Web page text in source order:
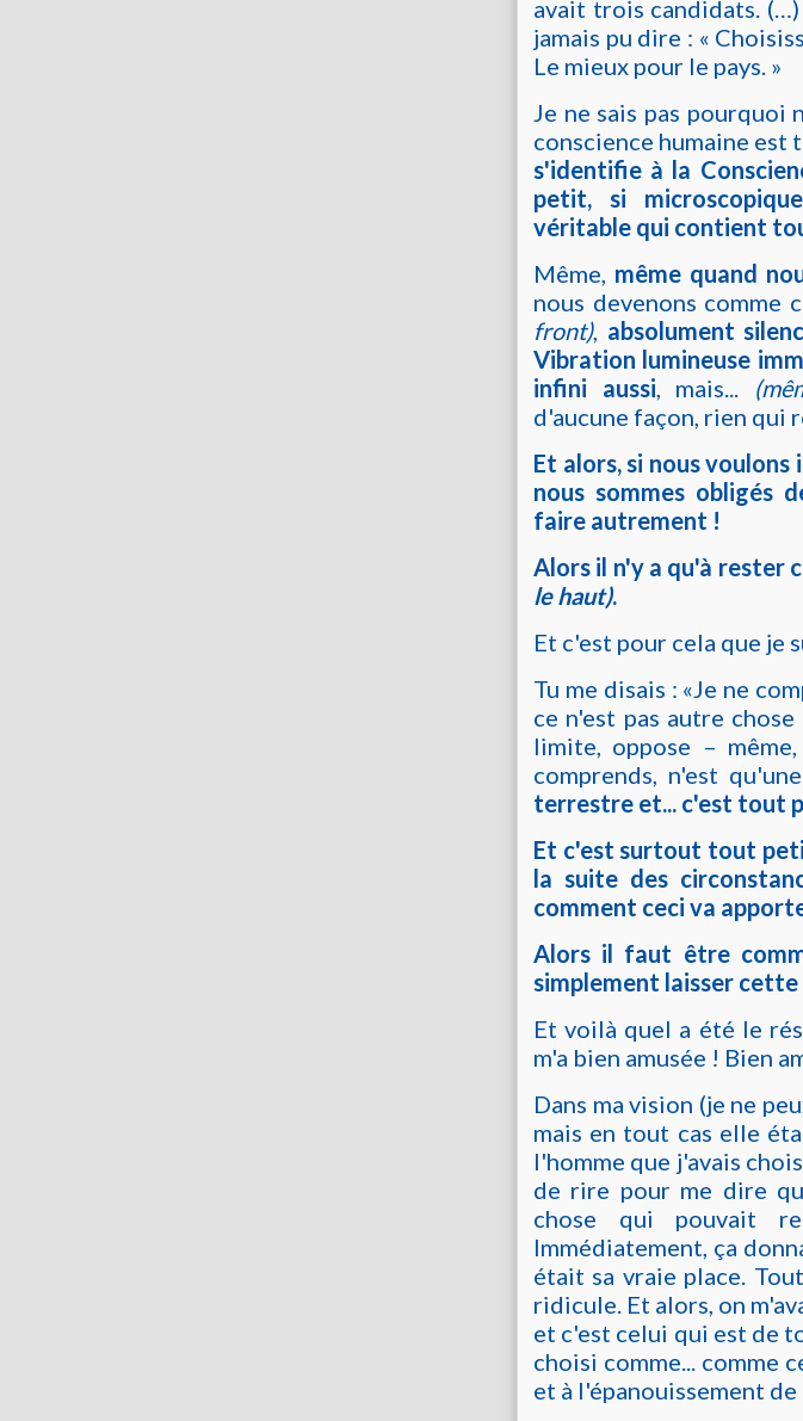
avait trois candidats.
jamais pu dire : «
Le mieux pour le pays. »
Je ne sais pas pourquoi
conscience humaine
s'identifie à la
petit, si
véritable qui contient
Même, même quand
nous devenons comme
front), absolument
Vibration lumineuse
infini aussi, mais...
d'aucune façon, rien qui
Et alors, si nous
nous sommes obligés
faire autrement !
Alors il n'y a qu'à rester
le haut).
Et c'est pour cela que je
Tu me disais : «Je ne
ce n'est pas autre
limite, oppose –
comprends, n'est
terrestre et... c'est tout
Et c'est surtout tout
la suite des
comment ceci va
Alors il faut être
simplement laisser cette
Et voilà quel a été le
m'a bien amusée ! Bien
Dans ma vision (je ne
mais en tout cas elle
l'homme que j'avais
de rire pour me dire
chose qui pouvait
Immédiatement, ça
était sa vraie place.
ridicule. Et alors, on
et c'est celui qui est de
choisi comme... comme
et à l'épanouissement